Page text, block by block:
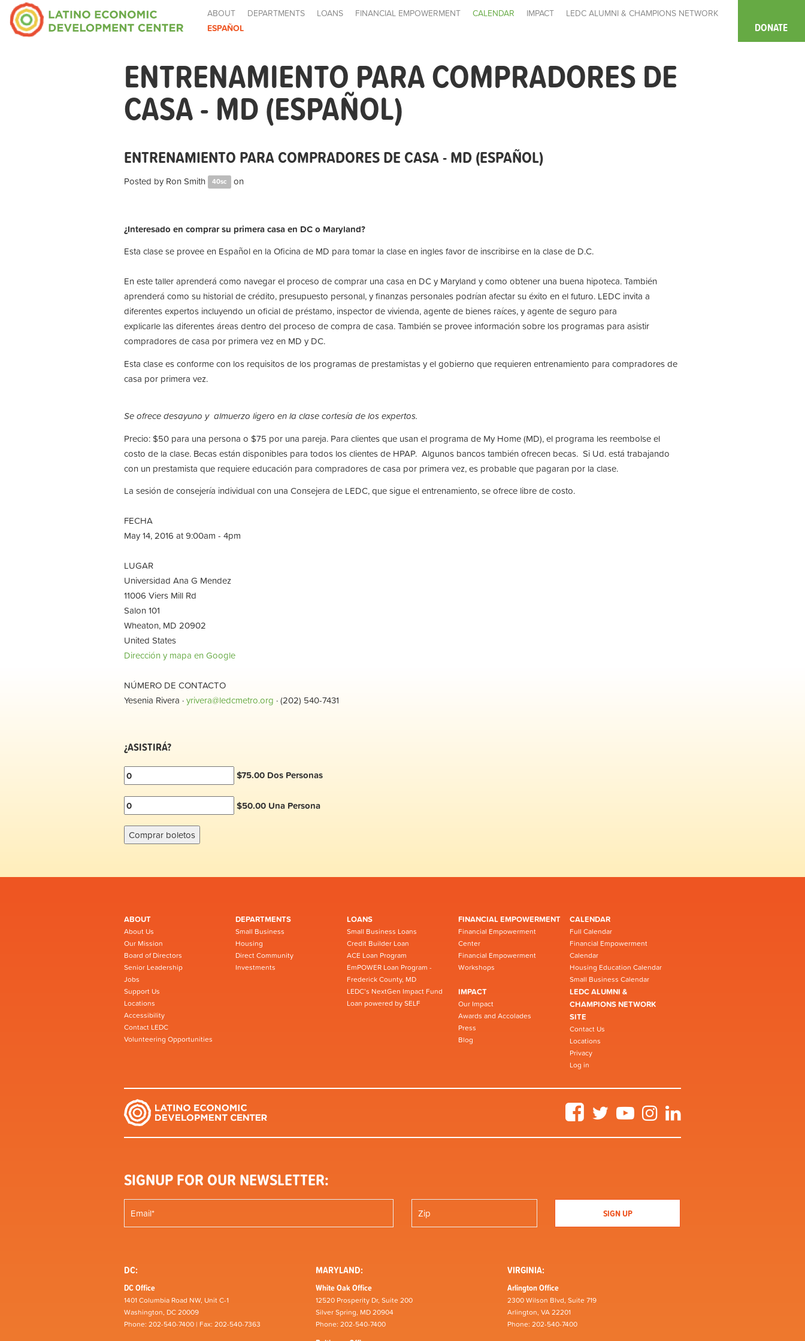
ABOUT DEPARTMENTS LOANS FINANCIAL EMPOWERMENT CALENDAR IMPACT
LEDC ALUMNI & CHAMPIONS NETWORK
ESPAÑOL
DONATE
ENTRENAMIENTO PARA COMPRADORES DE
CASA - MD (ESPAÑOL)
ENTRENAMIENTO PARA COMPRADORES DE CASA - MD (ESPAÑOL)
Posted by Ron Smith 40sc on
¿Interesado en comprar su primera casa en DC o Maryland?
Esta clase se provee en Español en la Oficina de MD para tomar la clase en ingles favor de inscribirse en la clase de D.C.
En este taller aprenderá como navegar el proceso de comprar una casa en DC y Maryland y como obtener una buena hipoteca. También
aprenderá como su historial de crédito, presupuesto personal, y finanzas personales podrían afectar su éxito en el futuro. LEDC invita a
diferentes expertos incluyendo un oficial de préstamo, inspector de vivienda, agente de bienes raíces, y agente de seguro para
explicarle las diferentes áreas dentro del proceso de compra de casa. También se provee información sobre los programas para asistir
compradores de casa por primera vez en MD y DC.
Esta clase es conforme con los requisitos de los programas de prestamistas y el gobierno que requieren entrenamiento para compradores de
casa por primera vez.
Se ofrece desayuno y almuerzo ligero en la clase cortesía de los expertos.
Precio: $50 para una persona o $75 por una pareja. Para clientes que usan el programa de My Home (MD), el programa les reembolse el
costo de la clase. Becas están disponibles para todos los clientes de HPAP. Algunos bancos también ofrecen becas. Si Ud. está trabajando
con un prestamista que requiere educación para compradores de casa por primera vez, es probable que pagaran por la clase.
La sesión de consejería individual con una Consejera de LEDC, que sigue el entrenamiento, se ofrece libre de costo.
FECHA
May 14, 2016 at 9:00am - 4pm
LUGAR
Universidad Ana G Mendez
11006 Viers Mill Rd
Salon 101
Wheaton, MD 20902
United States
Dirección y mapa en Google
NÚMERO DE CONTACTO
Yesenia Rivera ·yrivera@ledcmetro.org · (202) 540-7431
¿ASISTIRÁ?
$75.00 Dos Personas
$50.00 Una Persona
ABOUT
About Us
Our Mission
Board of Directors
Senior Leadership
Jobs
Support Us
Locations
Accessibility
Contact LEDC
Volunteering Opportunities
DEPARTMENTS
Small Business
Housing
Direct Community
Investments
LOANS
Small Business Loans
Credit Builder Loan
ACE Loan Program
EmPOWER Loan Program -
Frederick County, MD
LEDC’s NextGen Impact Fund
Loan powered by SELF
FINANCIAL EMPOWERMENT
Financial Empowerment
Center
Financial Empowerment
Workshops
CALENDAR
Full Calendar
Financial Empowerment
Calendar
Housing Education Calendar
Small Business Calendar
IMPACT
Our Impact
Awards and Accolades
Press
Blog
LEDC ALUMNI &
CHAMPIONS NETWORK
SITE
Contact Us
Locations
Privacy
Log in
FacebookTwitter YouTubeInstagram
SIGNUP FOR OUR NEWSLETTER:
DC:
DC Office
1401 Columbia Road NW, Unit C-1
Washington, DC 20009
Phone: 202-540-7400 | Fax: 202-540-7363
MARYLAND:
White Oak Office
12520 Prosperity Dr, Suite 200
Silver Spring, MD 20904
Phone: 202-540-7400
VIRGINIA:
Arlington Office
2300 Wilson Blvd, Suite 719
Arlington, VA 22201
Phone: 202-540-7400